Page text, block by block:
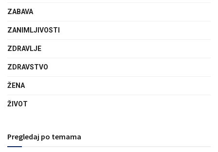
ZABAVA
ZANIMLJIVOSTI
ZDRAVLJE
ZDRAVSTVO
ŽENA
ŽIVOT
Pregledaj po temama